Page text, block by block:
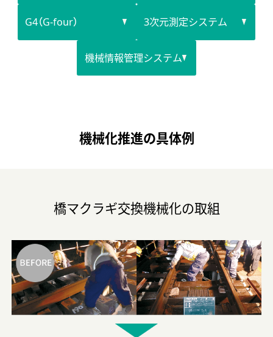
利用規約とプライバシーポリシー
G4（G-four） 3次元測定システム
機械情報管理システム
機械化推進の具体例
橋マクラギ交換機械化の取組